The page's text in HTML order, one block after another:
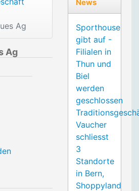
Ag
Ag
News
Sporthouse
gibt auf -
Filialen in
Thun und
Biel
werden
geschlossen
Vaucher
schliesst
3
Standorte
in Bern,
Shoppyland